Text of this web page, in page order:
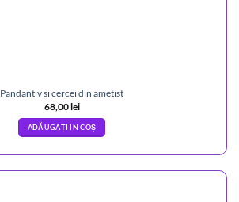
Pandantiv si cercei din ametist
68,00lei
ADĂUGAȚI ÎN COȘ